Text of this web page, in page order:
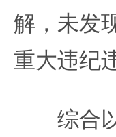
解，未发
重大违纪
综合以